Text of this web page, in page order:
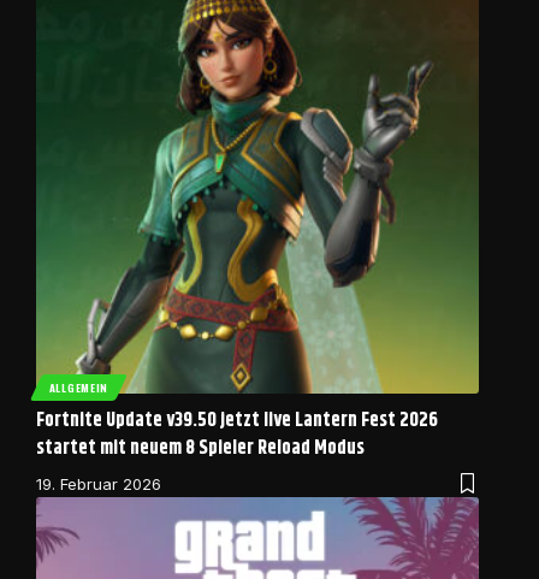
ALLGEMEIN
Fortnite Update v39.50 jetzt live Lantern Fest 2026
startet mit neuem 8 Spieler Reload Modus
19. Februar 2026